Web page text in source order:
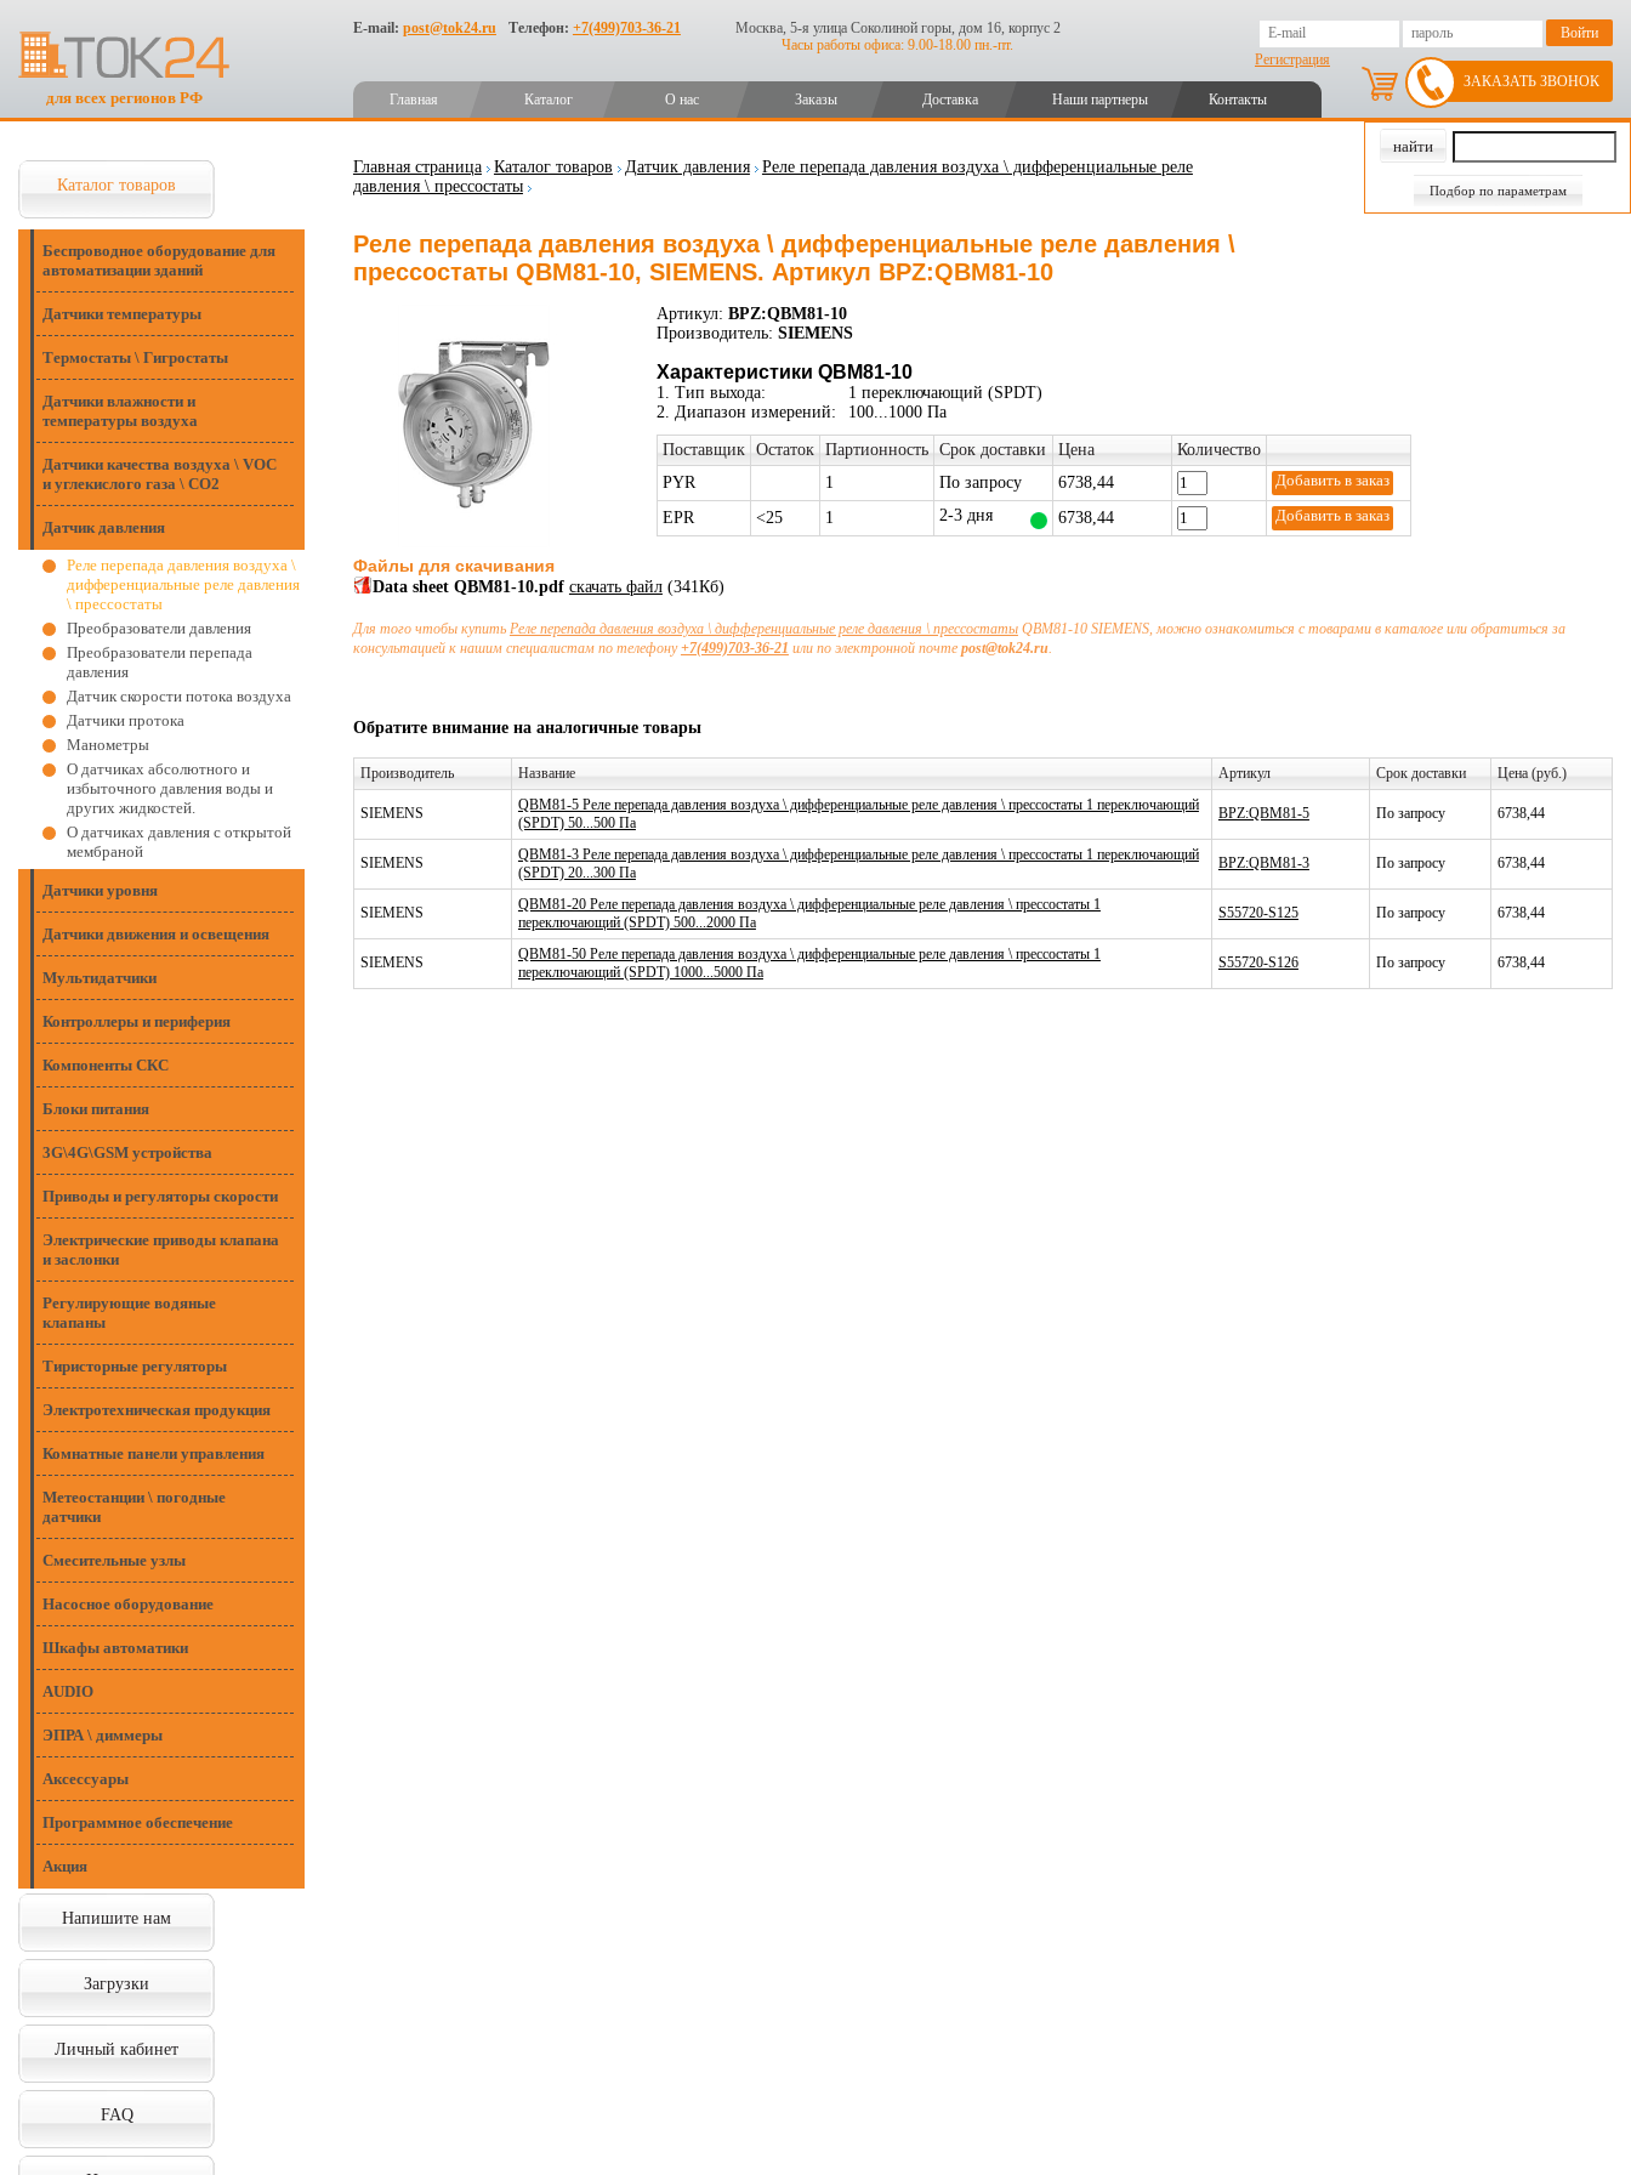
для всех регионов РФ
E-mail: post@tok24.ru Телефон: +7(499)703-36-21
Москва, 5-я улица Соколиной горы, дом 16, корпус 2
Часы работы офиса: 9.00-18.00 пн.-пт.
Регистрация
Главная Каталог О нас Заказы Доставка Наши партнеры Контакты
ЗАКАЗАТЬ ЗВОНОК
Подбор по параметрам
Каталог товаров
Беспроводное оборудование для
автоматизации зданий
Датчики температуры
Термостаты \ Гигростаты
Датчики влажности и
температуры воздуха
Датчики качества воздуха \ VOC
и углекислого газа \ CO2
Датчик давления
Реле перепада давления воздуха \
дифференциальные реле давления
\ прессостаты
Преобразователи давления
Преобразователи перепада
давления
Датчик скорости потока воздуха
Датчики протока
Манометры
О датчиках абсолютного и
избыточного давления воды и
других жидкостей.
О датчиках давления с открытой
мембраной
Датчики уровня
Датчики движения и освещения
Мультидатчики
Контроллеры и периферия
Компоненты СКС
Блоки питания
3G\4G\GSM устройства
Приводы и регуляторы скорости
Электрические приводы клапана
и заслонки
Регулирующие водяные
клапаны
Тиристорные регуляторы
Электротехническая продукция
Комнатные панели управления
Метеостанции \ погодные
датчики
Смесительные узлы
Насосное оборудование
Шкафы автоматики
AUDIO
ЭПРА \ диммеры
Аксессуары
Программное обеспечение
Акция
Напишите нам
Загрузки
Личный кабинет
FAQ
Главная страница Каталог товаров Датчик давления
Реле перепада давления воздуха \ дифференциальные реле
давления \ прессостаты
Реле перепада давления воздуха \ дифференциальные реле давления \
прессостаты QBM81-10, SIEMENS. Артикул BPZ:QBM81-10
Артикул: BPZ:QBM81-10
Производитель: SIEMENS
Характеристики QBM81-10
1. Тип выхода:
1 переключающий (SPDT)
2. Диапазон измерений:
100...1000 Па
Поставщик Остаток Партионность Срок доставки Цена
Количество
PYR
1 По запросу
6738,44
EPR
<25 1 2-3 дня 6738,44
Файлы для скачивания
Data sheet QBM81-10.pdf скачать файл(341Кб)
Для того чтобы купить Реле перепада давления воздуха \ дифференциальные реле давления \ прессостатыQBM81-10 SIEMENS, можно ознакомиться с товарами в каталоге или обратиться за
консультацией к нашим специалистам по телефону+7(499)703-36-21 или по электронной почте post@tok24.ru.
Обратите внимание на аналогичные товары
Производитель Название Артикул Срок доставки Цена (руб.)
SIEMENS
QBM81-5 Реле перепада давления воздуха \ дифференциальные реле давления \ прессостаты 1 переключающий
(SPDT) 50...500 Па
BPZ:QBM81-5 По запросу 6738,44
SIEMENS
QBM81-3 Реле перепада давления воздуха \ дифференциальные реле давления \ прессостаты 1 переключающий
(SPDT) 20...300 Па
BPZ:QBM81-3 По запросу 6738,44
SIEMENS
QBM81-20 Реле перепада давления воздуха \ дифференциальные реле давления \ прессостаты 1
переключающий (SPDT) 500...2000 Па
S55720-S125 По запросу 6738,44
SIEMENS
QBM81-50 Реле перепада давления воздуха \ дифференциальные реле давления \ прессостаты 1
переключающий (SPDT) 1000...5000 Па
S55720-S126 По запросу 6738,44